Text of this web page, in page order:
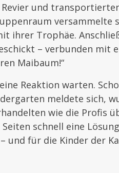
und
versammelte
ihrer Trophäe.
– verbunden mit
Maibaum!“
Reaktion warten.
meldete sich,
wie die Profis
schnell eine
und für die Kinder der